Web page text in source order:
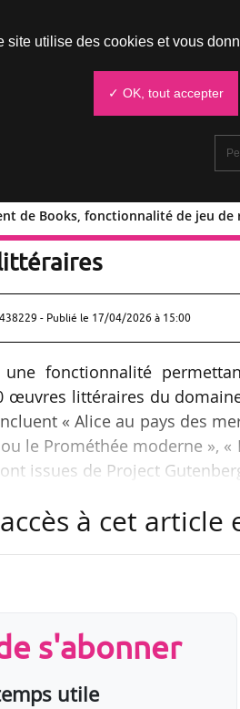
de Books, fonctionnalité de jeu
de Books,
- Publié le 17/04/2026 à 15:00
une fonctionnalité
œuvres littéraires du
« Alice au pays des
le Prométhée moderne », «
issues de Project
modes de jeu :
comme «
un personnage existant
à cet
s'abonner
utile
site utilise des cookies et vous
✓ OK, tout accepter